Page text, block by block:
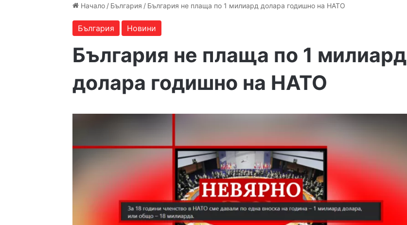
Начало / България / България не плаща по 1 милиард долара годишно на НАТО
България Новини
България не плаща по 1 милиард
долара годишно на НАТО